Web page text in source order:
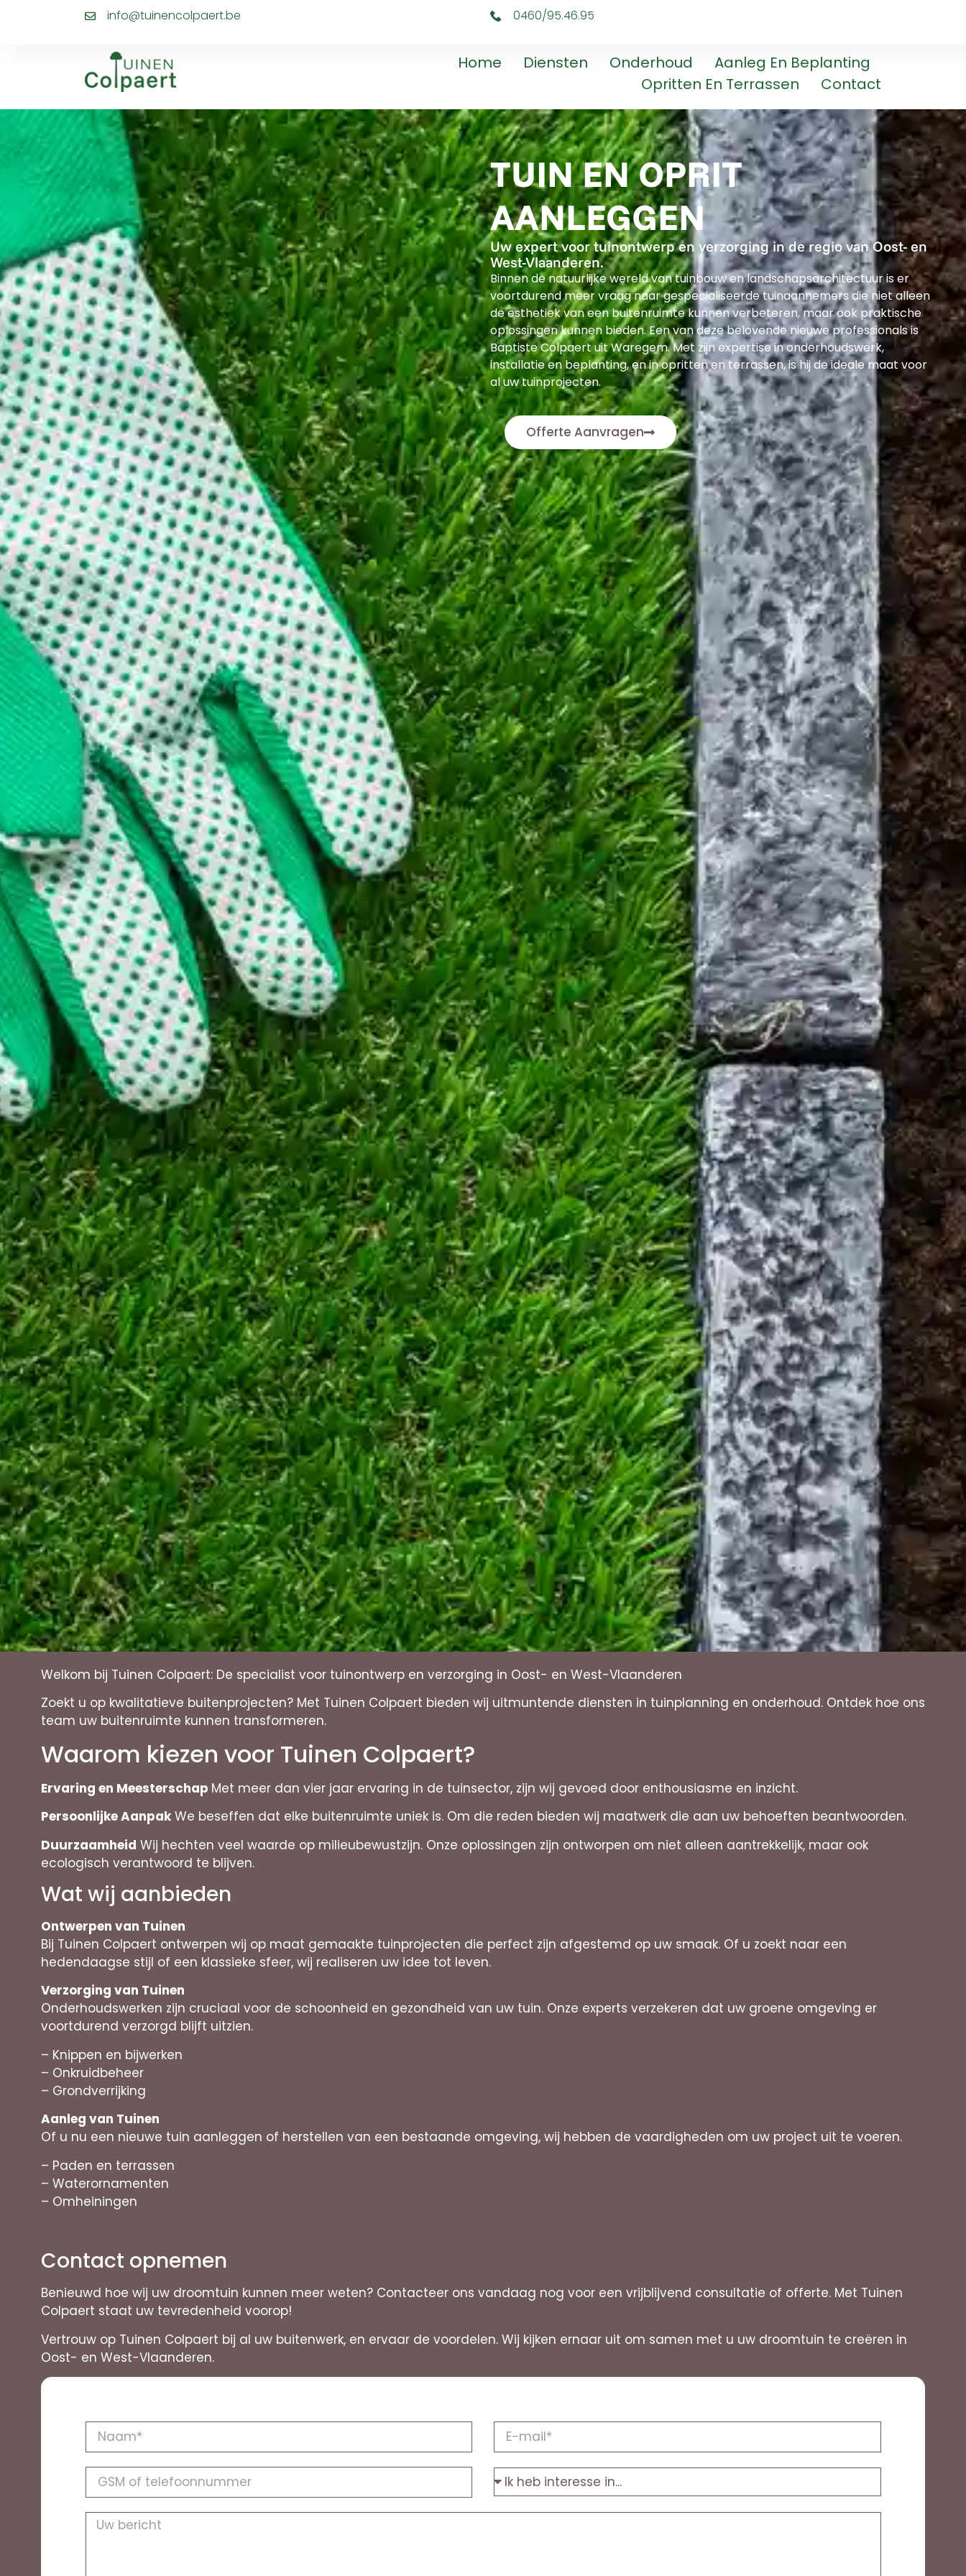
info@tuinencolpaert.be 0460/95.46.95
Home Diensten Onderhoud
Aanleg En Beplanting
Opritten En Terrassen
Contact
TUIN EN OPRIT
AANLEGGEN
Uw expert voor tuinontwerp en verzorging in de regio van Oost- en
West-Vlaanderen.
Binnen de natuurlijke wereld van tuinbouw en landschapsarchitectuur is er
voortdurend meer vraag naar gespecialiseerde tuinaannemers die niet alleen
de esthetiek van een buitenruimte kunnen verbeteren, maar ook praktische
oplossingen kunnen bieden. Een van deze belovende nieuwe professionals is
Baptiste Colpaert uit Waregem. Met zijn expertise in onderhoudswerk,
installatie en beplanting, en in opritten en terrassen, is hij de ideale maat voor
al uw tuinprojecten.
Offerte Aanvragen
Welkom bij Tuinen Colpaert: De specialist voor tuinontwerp en verzorging in Oost- en West-Vlaanderen
Zoekt u op kwalitatieve buitenprojecten? Met Tuinen Colpaert bieden wij uitmuntende diensten in tuinplanning en onderhoud. Ontdek hoe ons
team uw buitenruimte kunnen transformeren.
Waarom kiezen voor Tuinen Colpaert?
Ervaring en Meesterschap Met meer dan vier jaar ervaring in de tuinsector, zijn wij gevoed door enthousiasme en inzicht.
Persoonlijke Aanpak We beseffen dat elke buitenruimte uniek is. Om die reden bieden wij maatwerk die aan uw behoeften beantwoorden.
Duurzaamheid Wij hechten veel waarde op milieubewustzijn. Onze oplossingen zijn ontworpen om niet alleen aantrekkelijk, maar ook
ecologisch verantwoord te blijven.
Wat wij aanbieden
Ontwerpen van Tuinen
Bij Tuinen Colpaert ontwerpen wij op maat gemaakte tuinprojecten die perfect zijn afgestemd op uw smaak. Of u zoekt naar een
hedendaagse stijl of een klassieke sfeer, wij realiseren uw idee tot leven.
Verzorging van Tuinen
Onderhoudswerken zijn cruciaal voor de schoonheid en gezondheid van uw tuin. Onze experts verzekeren dat uw groene omgeving er
voortdurend verzorgd blijft uitzien.
– Knippen en bijwerken
– Onkruidbeheer
– Grondverrijking
Aanleg van Tuinen
Of u nu een nieuwe tuin aanleggen of herstellen van een bestaande omgeving, wij hebben de vaardigheden om uw project uit te voeren.
– Paden en terrassen
– Waterornamenten
– Omheiningen
Contact opnemen
Benieuwd hoe wij uw droomtuin kunnen meer weten? Contacteer ons vandaag nog voor een vrijblijvend consultatie of offerte. Met Tuinen
Colpaert staat uw tevredenheid voorop!
Vertrouw op Tuinen Colpaert bij al uw buitenwerk, en ervaar de voordelen. Wij kijken ernaar uit om samen met u uw droomtuin te creëren in
Oost- en West-Vlaanderen.